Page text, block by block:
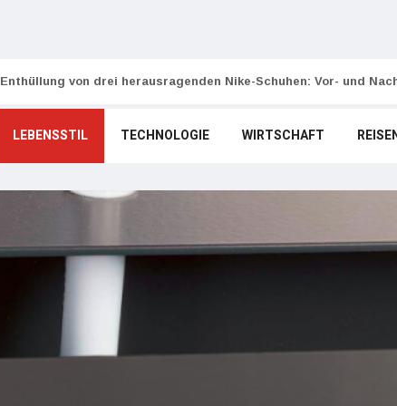
Enthüllung von drei herausragenden Nike-Schuhen: Vor- und
LEBENSSTIL TECHNOLOGIE WIRTSCHAFT